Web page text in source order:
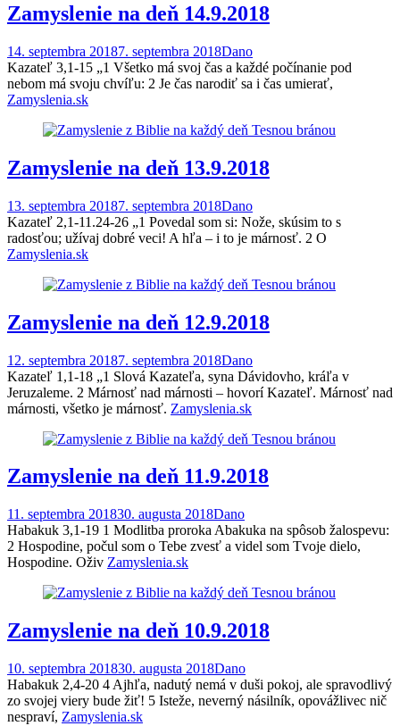
Zamyslenie na deň 14.9.2018
14. septembra 20187. septembra 2018Dano
Kazateľ 3,1-15 „1 Všetko má svoj čas a každé počínanie pod
nebom má svoju chvíľu: 2 Je čas narodiť sa i čas umierať,
Zamyslenia.sk
Zamyslenie na deň 13.9.2018
13. septembra 20187. septembra 2018Dano
Kazateľ 2,1-11.24-26 „1 Povedal som si: Nože, skúsim to s
radosťou; užívaj dobré veci! A hľa – i to je márnosť. 2 O
Zamyslenia.sk
Zamyslenie na deň 12.9.2018
12. septembra 20187. septembra 2018Dano
Kazateľ 1,1-18 „1 Slová Kazateľa, syna Dávidovho, kráľa v
Jeruzaleme. 2 Márnosť nad márnosti – hovorí Kazateľ. Márnosť nad
márnosti, všetko je márnosť. Zamyslenia.sk
Zamyslenie na deň 11.9.2018
11. septembra 201830. augusta 2018Dano
Habakuk 3,1-19 1 Modlitba proroka Abakuka na spôsob žalospevu:
2 Hospodine, počul som o Tebe zvesť a videl som Tvoje dielo,
Hospodine. Oživ Zamyslenia.sk
Zamyslenie na deň 10.9.2018
10. septembra 201830. augusta 2018Dano
Habakuk 2,4-20 4 Ajhľa, nadutý nemá v duši pokoj, ale spravodlivý
zo svojej viery bude žiť! 5 Isteže, neverný násilník, opovážlivec nič
nespraví, Zamyslenia.sk